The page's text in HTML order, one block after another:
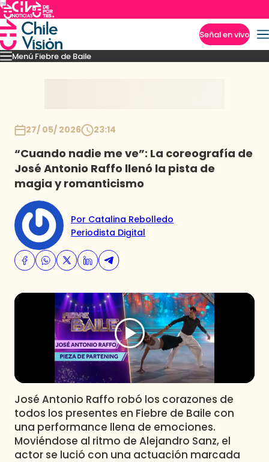
Señal en vivo
Menú Fiebre de Baile
Mejores MomentosPresentacionesEl VAR-After del baile
27/ 05/ 2026 23:14
“Cuando nadie me ve”: La coreografía de
José Antonio Raffo llenó la pista de
magia y romanticismo
Por Catalina Rebolledo
Periodista Digital
José Antonio Raffo robó los corazones de
todos los presentes en Fiebre de Baile con
una performance llena de emociones.
Moviéndose al ritmo de Alejandro Sanz, el
actor se lució con una actuación marcada
Imperdibles
Club De La Comedia
Contigo en Directo
Plan Perfecto
El Tiempo
Sabingo
Todos Los Programas